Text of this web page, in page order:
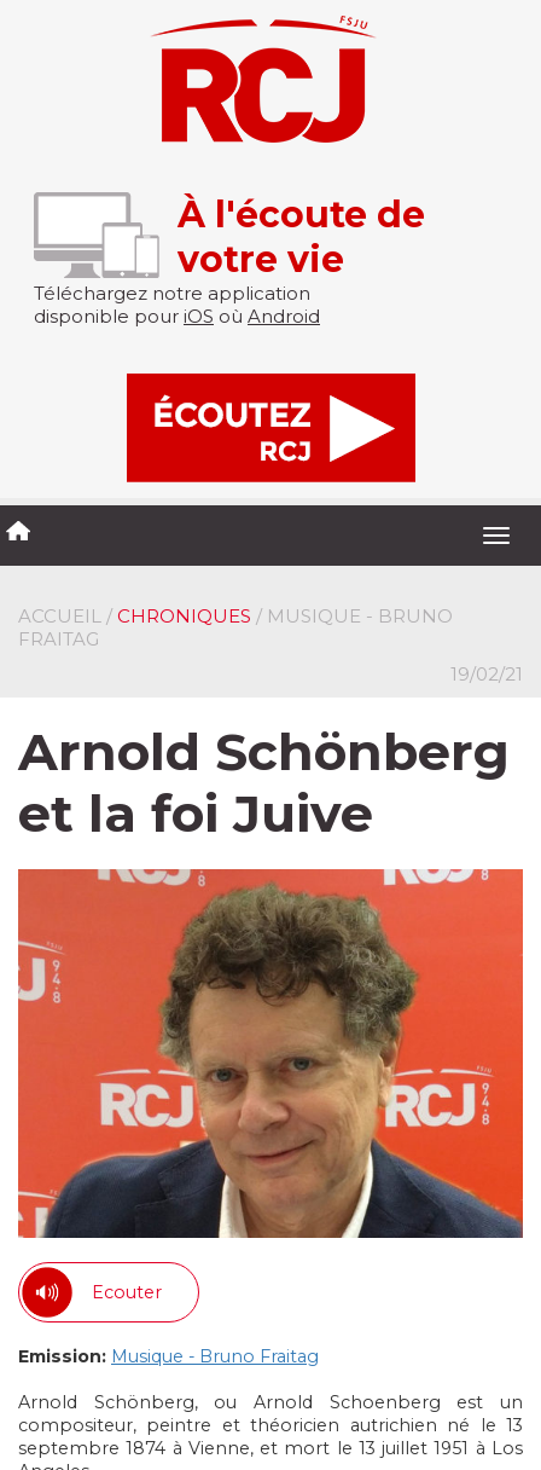
À l'écoute de
votre vie
Téléchargez notre application
disponible pour iOS où Android
ACCUEIL / CHRONIQUES / MUSIQUE - BRUNO
FRAITAG
19/02/21
Arnold Schönberg
et la foi Juive
Ecouter
Emission: Musique - Bruno Fraitag
Arnold Schönberg, ou Arnold Schoenberg est un
compositeur, peintre et théoricien autrichien né le 13
septembre 1874 à Vienne, et mort le 13 juillet 1951 à Los